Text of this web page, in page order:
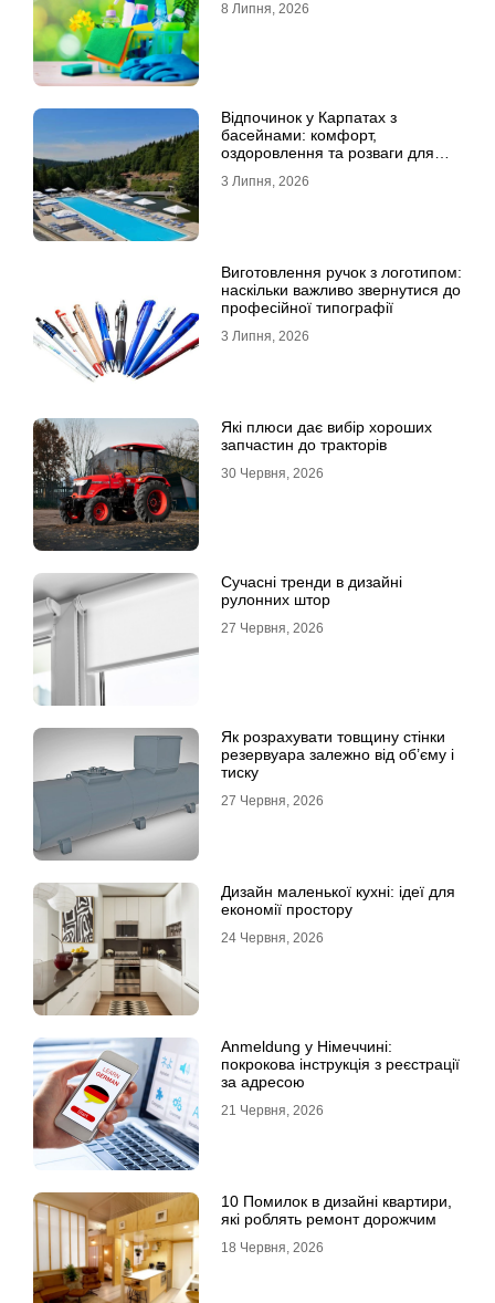
8 Липня, 2026
Відпочинок у Карпатах з
басейнами: комфорт,
оздоровлення та розваги для
3 Липня, 2026
Виготовлення ручок з логотипом:
наскільки важливо звернутися до
професійної типографії
3 Липня, 2026
Які плюси дає вибір хороших
запчастин до тракторів
30 Червня, 2026
Сучасні тренди в дизайні
рулонних штор
27 Червня, 2026
Як розрахувати товщину стінки
резервуара залежно від об’єму і
тиску
27 Червня, 2026
Дизайн маленької кухні: ідеї для
економії простору
24 Червня, 2026
Anmeldung у Німеччині:
покрокова інструкція з реєстрації
за адресою
21 Червня, 2026
10 Помилок в дизайні квартири,
які роблять ремонт дорожчим
18 Червня, 2026